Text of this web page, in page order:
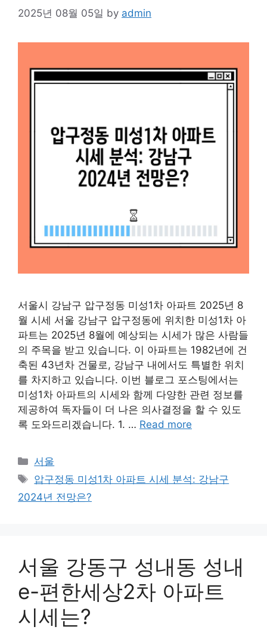
2025년 08월 05일 by admin
서울시 강남구 압구정동 미성1차 아파트 2025년 8
월 시세 서울 강남구 압구정동에 위치한 미성1차 아
파트는 2025년 8월에 예상되는 시세가 많은 사람들
의 주목을 받고 있습니다. 이 아파트는 1982년에 건
축된 43년차 건물로, 강남구 내에서도 특별한 위치
를 차지하고 있습니다. 이번 블로그 포스팅에서는
미성1차 아파트의 시세와 함께 다양한 관련 정보를
제공하여 독자들이 더 나은 의사결정을 할 수 있도
록 도와드리겠습니다. 1. … Read more
Categories
서울
Tags
압구정동 미성1차 아파트 시세 분석: 강남구
2024년 전망은?
서울 강동구 성내동 성내
e-편한세상2차 아파트
시세는?